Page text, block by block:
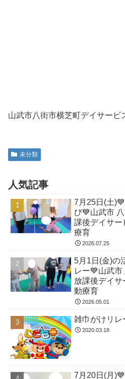
山武市八街市横芝町デイサービ
未分類
人気記事
7月25日(土
び💙山武市
課後デイサー
療育
2026.07.25
5月1日(金)の
レー💙山武
放課後デイサ
動療育
2026.05.01
雑巾がけリレ
2020.03.18
7月20日(月